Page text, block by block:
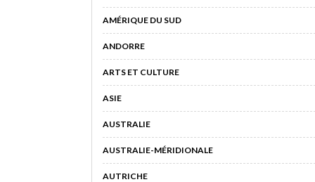
AMÉRIQUE DU SUD
ANDORRE
ARTS ET CULTURE
ASIE
AUSTRALIE
AUSTRALIE-MÉRIDIONALE
AUTRICHE